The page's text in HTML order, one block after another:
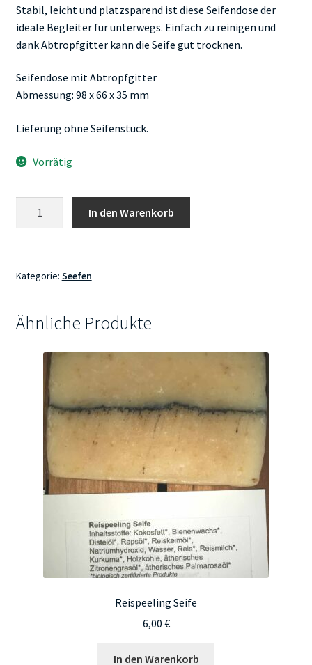
Stabil, leicht und platzsparend ist diese Seifendose der
ideale Begleiter für unterwegs. Einfach zu reinigen und
dank Abtropfgitter kann die Seife gut trocknen.
Seifendose mit Abtropfgitter
Abmessung: 98 x 66 x 35 mm
Lieferung ohne Seifenstück.
Vorrätig
aus
In den Warenkorb
Kategorie: Seefen
Ähnliche Produkte
Reispeeling Seife
6,00 €
In den Warenkorb